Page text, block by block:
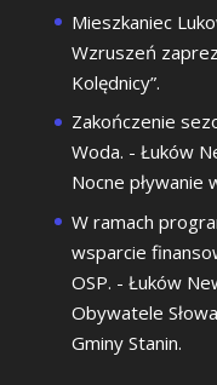
Mieszkaniec
Wzruszeń
Kolędnicy”.
Zakończenie
Woda. - Łuków
Nocne pływanie
W ramach
wsparcie
OSP. - Łuków
Obywatele
Gminy Stanin.